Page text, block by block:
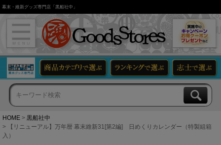
幕末・維新グッズ専門店「黒船社中」
HOME
黒船社中
【リニューアル】万年暦 幕末維新31[第2編] 日めくりカレンダー（特製組箱
入）